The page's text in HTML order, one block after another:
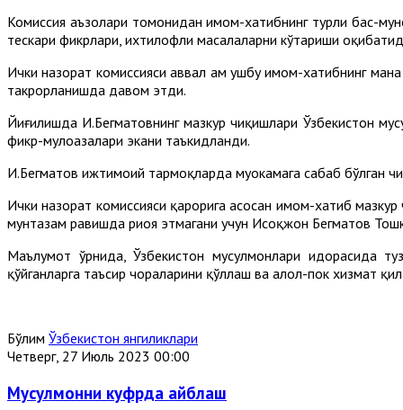
Комиссия аъзолари томонидан имом-хатибнинг турли баҳс-
тескари фикрлари, ихтилофли масалаларни кўтариши
Ички назорат комиссияси аввал ҳам ушбу имом-хатибнинг
такрорланишда давом этди.
Йиғилишда И.Бегматовнинг мазкур чиқишлари Ўзбекистон
фикр-мулоҳазалари экани таъкидланди.
И.Бегматов ижтимоий тармоқларда муҳокамага сабаб бўлган
Ички назорат комиссияси қарорига асосан имом-хатиб
мунтазам равишда риоя этмагани учун Исоқжон Бегматов
Маълумот ўрнида, Ўзбекистон мусулмонлари идорасида
қўйганларга таъсир чораларини қўллаш ва ҳалол-пок хизмат
Бўлим Ўзбекистон янгиликлари
Четверг, 27 Июль 2023 00:00
Мусулмонни куфрда айблаш